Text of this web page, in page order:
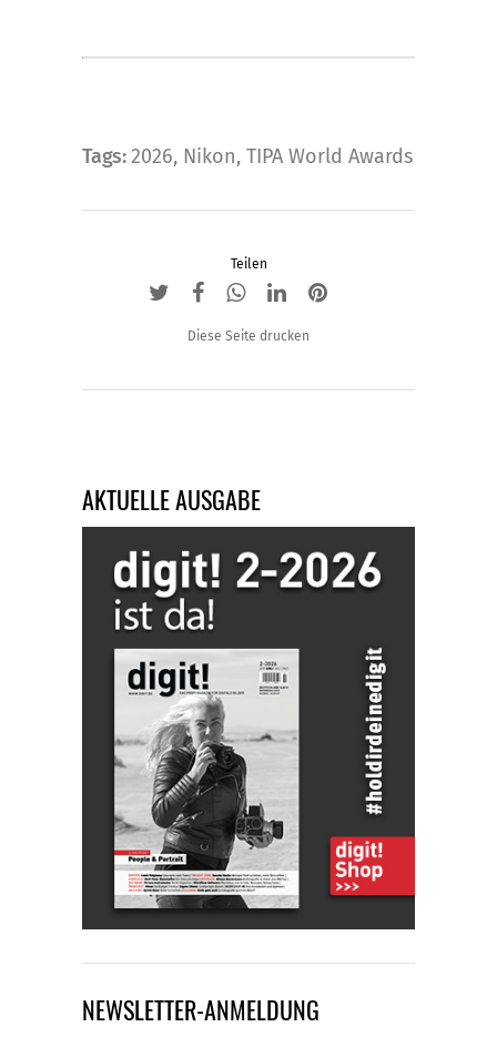
Tags: 2026, Nikon, TIPA World Awards
Teilen
Diese Seite drucken
AKTUELLE AUSGABE
NEWSLETTER-ANMELDUNG